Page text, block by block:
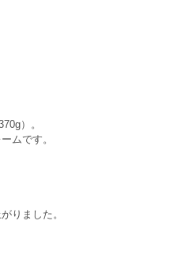
）。
ムです。
りました。